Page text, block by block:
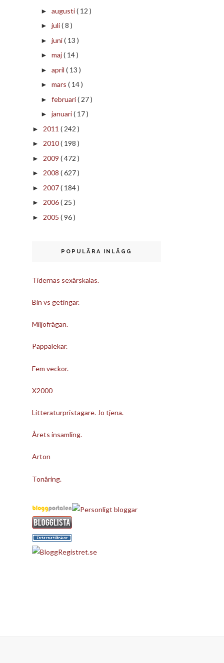
► augusti( 12 )
► juli( 8 )
► juni( 13 )
► maj( 14 )
► april ( 13 )
► mars ( 14 )
► februari( 27 )
► januari( 17 )
► 2011 ( 242 )
► 2010( 198 )
► 2009 ( 472 )
► 2008 ( 627 )
► 2007( 184 )
► 2006( 25 )
► 2005 ( 96 )
POPULÄRA INLÄGG
Tidernas sexårskalas.
Bin vs getingar.
Miljöfrågan.
Pappalekar.
Fem veckor.
X2000
Litteraturpristagare. Jo tjena.
Årets insamling.
Arton
Tonåring.